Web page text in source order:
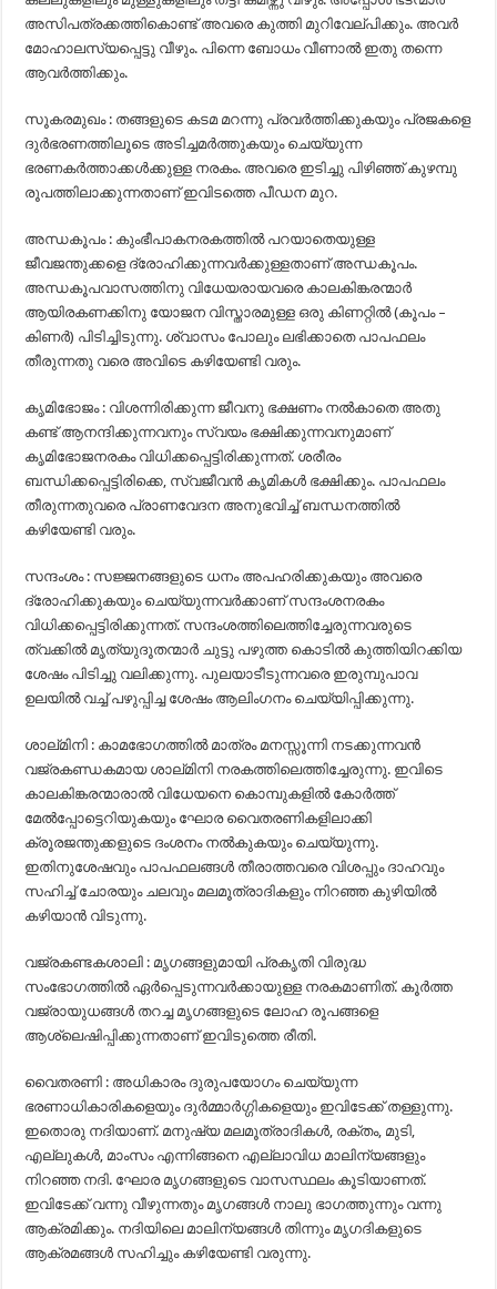
അസിപത്രക്കത്തികൊണ്ട് അവരെ കുത്തി മുറിവേല്പിക്കും. അവർ
മോഹാലസ്യപ്പെട്ടു വീഴും. പിന്നെ ബോധം വീണാൽ ഇതു തന്നെ
ആവർത്തിക്കും.
സൂകരമുഖം : തങ്ങളുടെ കടമ മറന്നു പ്രവർത്തിക്കുകയും പ്രജകളെ
ദുർഭരണത്തിലൂടെ അടിച്ചമർത്തുകയും ചെയ്യുന്ന
ഭരണകർത്താക്കൾക്കുള്ള നരകം. അവരെ ഇടിച്ചു പിഴിഞ്ഞ് കുഴമ്പു
രൂപത്തിലാക്കുന്നതാണ് ഇവിടത്തെ പീഡന മുറ.
അന്ധകൂപം : കുംഭീപാകനരകത്തിൽ പറയാതെയുള്ള
ജീവജന്തുക്കളെ ദ്രോഹിക്കുന്നവർക്കുള്ളതാണ് അന്ധകൂപം.
അന്ധകൂപവാസത്തിനു വിധേയരായവരെ കാലകിങ്കരന്മാർ
ആയിരകണക്കിനു യോജന വിസ്താരമുള്ള ഒരു കിണറ്റിൽ (കൂപം –
കിണർ) പിടിച്ചിടുന്നു. ശ്വാസം പോലും ലഭിക്കാതെ പാപഫലം
തീരുന്നതു വരെ അവിടെ കഴിയേണ്ടി വരും.
കൃമിഭോജം : വിശന്നിരിക്കുന്ന ജീവനു ഭക്ഷണം നൽകാതെ അതു
കണ്ട് ആനന്ദിക്കുന്നവനും സ്വയം ഭക്ഷിക്കുന്നവനുമാണ്
കൃമിഭോജനരകം വിധിക്കപ്പെട്ടിരിക്കുന്നത്. ശരീരം
ബന്ധിക്കപ്പെട്ടിരിക്കെ, സ്വജീവൻ കൃമികൾ ഭക്ഷിക്കും. പാപഫലം
തീരുന്നതുവരെ പ്രാണവേദന അനുഭവിച്ച് ബന്ധനത്തിൽ
കഴിയേണ്ടി വരും.
സന്ദംശം : സജ്ജനങ്ങളുടെ ധനം അപഹരിക്കുകയും അവരെ
ദ്രോഹിക്കുകയും ചെയ്യുന്നവർക്കാണ് സന്ദംശനരകം
വിധിക്കപ്പെട്ടിരിക്കുന്നത്. സന്ദംശത്തിലെത്തിച്ചേരുന്നവരുടെ
ത്വക്കിൽ മൃത്യുദൂതന്മാർ ചുട്ടു പഴുത്ത കൊടിൽ കുത്തിയിറക്കിയ
ശേഷം പിടിച്ചു വലിക്കുന്നു. പുലയാടീടുന്നവരെ ഇരുമ്പുപാവ
ഉലയിൽ വച്ച് പഴുപ്പിച്ച ശേഷം ആലിംഗനം ചെയ്യിപ്പിക്കുന്നു.
ശാല്‌മിനി : കാമഭോഗത്തിൽ മാത്രം മനസ്സൂന്നി നടക്കുന്നവൻ
വജ്രകണ്ഡകമായ ശാല്‌മിനി നരകത്തിലെത്തിച്ചേരുന്നു. ഇവിടെ
കാലകിങ്കരന്മാരാൽ വിധേയനെ കൊമ്പുകളിൽ കോർത്ത്
മേൽ‌പ്പോട്ടെറിയുകയും ഘോര വൈതരണികളിലാക്കി
ക്രൂരജന്തുക്കളുടെ ദംശനം നൽകുകയും ചെയ്യുന്നു.
ഇതിനുശേഷവും പാപഫലങ്ങൾ തീരാത്തവരെ വിശപ്പും ദാഹവും
സഹിച്ച് ചോരയും ചലവും മലമൂത്രാദികളും നിറഞ്ഞ കുഴിയിൽ
കഴിയാൻ വിടുന്നു.
വജ്രകണ്ടകശാലി : മൃഗങ്ങളുമായി പ്രകൃതി വിരുദ്ധ
സംഭോഗത്തിൽ ഏർപ്പെടുന്നവർക്കായുള്ള നരകമാണിത്. കൂർത്ത
വജ്രായുധങ്ങൾ തറച്ച മൃഗങ്ങളുടെ ലോഹ രൂപങ്ങളെ
ആശ്ലെഷിപ്പിക്കുന്നതാണ് ഇവിടുത്തെ രീതി.
വൈതരണി : അധികാരം ദുരുപയോഗം ചെയ്യുന്ന
ഭരണാധികാരികളെയും ദുർമ്മാർഗ്ഗികളെയും ഇവിടേക്ക് തള്ളുന്നു.
ഇതൊരു നദിയാണ്. മനുഷ്യ മലമൂത്രാദികൾ, രക്തം, മുടി,
എല്ലുകൾ, മാംസം എന്നിങ്ങനെ എല്ലാവിധ മാലിന്യങ്ങളും
നിറഞ്ഞ നദി. ഘോര മൃഗങ്ങളുടെ വാസസ്ഥലം കൂടിയാണത്.
ഇവിടേക്ക് വന്നു വീഴുന്നതും മൃഗങ്ങൾ നാലു ഭാഗത്തുന്നും വന്നു
ആക്രമിക്കും. നദിയിലെ മാലിന്യങ്ങൾ തിന്നും മൃഗദികളുടെ
ആക്രമങ്ങൾ സഹിച്ചും കഴിയേണ്ടി വരുന്നു.